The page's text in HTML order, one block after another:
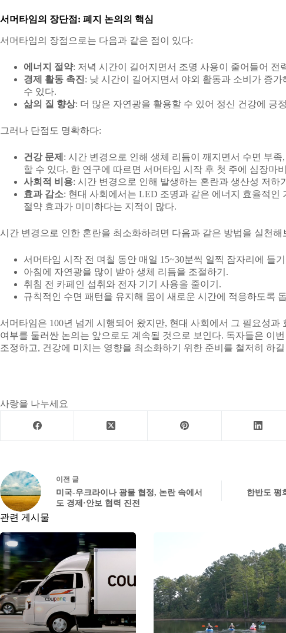
서머타임의 장단점: 폐지 논의의 핵심
서머타임의 장점으로는 다음과 같은 점이 있다:
에너지 절약: 저녁 시간이 길어지면서 조명 사용이 줄어들어 전
경제 활동 촉진: 낮 시간이 길어지면서 야외 활동과 소비가 증
수 있다.
삶의 질 향상: 더 많은 자연광을 활용할 수 있어 정신 건강에 긍
그러나 단점도 명확하다:
건강 문제 : 시간 변경으로 인해 생체 리듬이 깨지면서 수면 부
할 수 있다. 한 연구에 따르면 서머타임 시작 후 첫 주에 심장마
사회적 비용: 시간 변경으로 인해 발생하는 혼란과 생산성 저하
효과 감소: 현대 사회에서는 LED 조명과 같은 에너지 효율적인
절약 효과가 미미하다는 지적이 많다.
시간 변경으로 인한 혼란을 최소화하려면 다음과 같은 방법을 실천해
서머타임 시작 전 며칠 동안 매일 15~30분씩 일찍 잠자리에 들
아침에 자연광을 많이 받아 생체 리듬을 조절하기.
취침 전 카페인 섭취와 전자 기기 사용을 줄이기.
규칙적인 수면 패턴을 유지해 몸이 새로운 시간에 적응하도록
서머타임은 100년 넘게 시행되어 왔지만, 현대 사회에서 그 필요성과
여부를 둘러싼 논의는 앞으로도 계속될 것으로 보인다. 독자들은 이
조정하고, 건강에 미치는 영향을 최소화하기 위한 준비를 철저히 하
사랑을 나누세요
이전 글
미국-우크라이나 광물 협정, 논란 속에서
도 경제·안보 협력 진전
한반도 평
관련 게시물